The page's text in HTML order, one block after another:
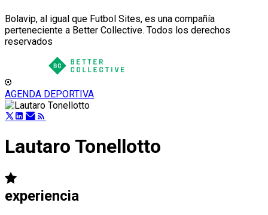
Bolavip, al igual que Futbol Sites, es una compañía
perteneciente a Better Collective. Todos los derechos
reservados
AGENDA DEPORTIVA
Lautaro Tonellotto
experiencia